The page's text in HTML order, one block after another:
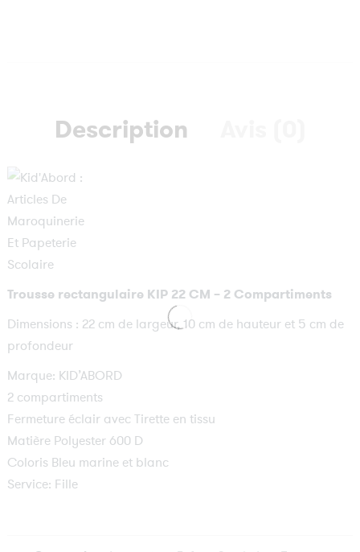
Description
Trousse rectangulaire KIP 22 CM – 2 Compartiments
Dimensions : 22 cm de largeur, 10 cm de hauteur et 5 cm de
profondeur
Marque: KID’ABORD
2 compartiments
Fermeture éclair avec Tirette en tissu
Matière Polyester 600 D
Coloris Bleu marine et blanc
Service: Fille